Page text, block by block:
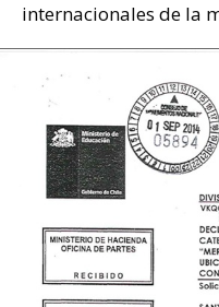
internacionales de la